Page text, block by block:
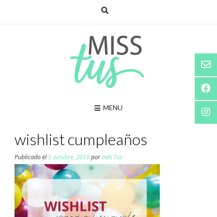
MENU
wishlist cumpleaños
Publicado el5 octubre, 2019porInés Tus